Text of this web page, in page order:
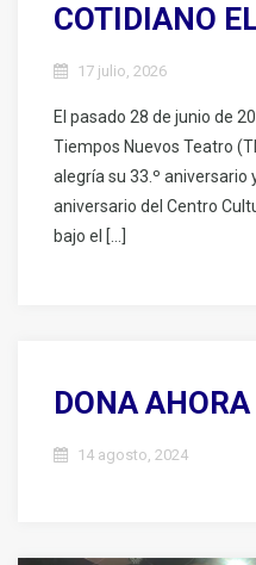
COTIDIANO
17 julio, 2026
El pasado 28 de junio de
Tiempos Nuevos Teatro
alegría su 33.º aniversario
aniversario del Centro
bajo el […]
DONA AHORA
14 agosto, 2024